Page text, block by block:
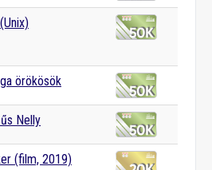
örökösök
Nelly
(film, 2019)